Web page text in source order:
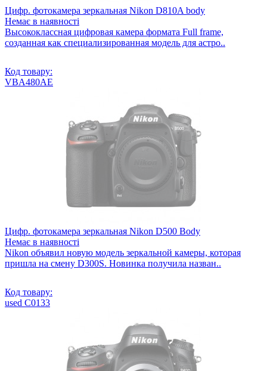
Светофильтр Kenko PRO1D ND8 58mm 235868
Светофильтр Kenko Zeta ND8 58mm 215856
Цифр. фотокамера зеркальная Nikon D810A body
Немає в наявності
Высококлассная цифровая камера формата Full frame,
созданная как специализированная модель для астро..
Код товару:
VBA480AE
Цифр. фотокамера зеркальная Nikon D500 Body
Немає в наявності
Nikon объявил новую модель зеркальной камеры, которая
пришла на смену D300S. Новинка получила назван..
Код товару:
used C0133